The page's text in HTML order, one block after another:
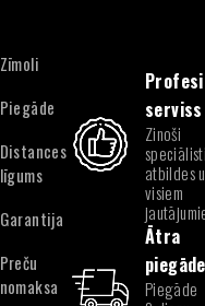
Zīmoli
Piegāde
Distances
līgums
Garantija
Preču
nomaksa
serviss
Zinoši
atbildes
visiem
Ātra
piegāde
Piegāde